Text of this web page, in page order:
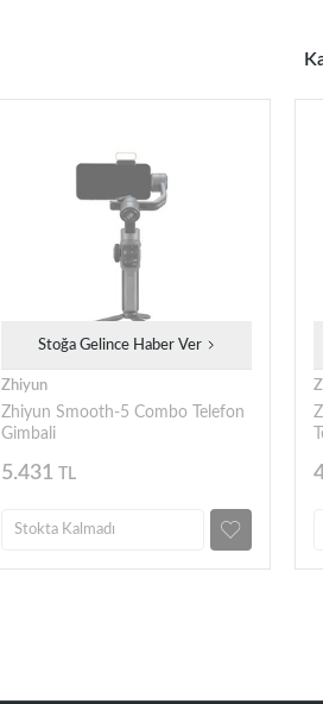
Stoğa Gelince Haber Ver
Zhiyun
Zhiyun Smooth-5 Combo Telefon
Gimbali
5.431 TL
Stokta Kalmadı